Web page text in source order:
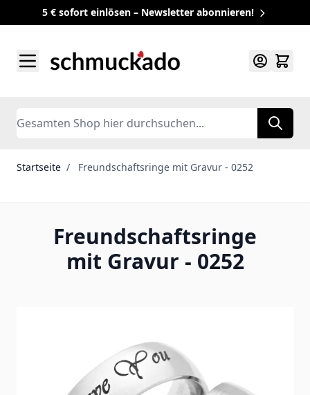
5 € sofort einlösen – Newsletter abonnieren!
Search
Startseite / Freundschaftsringe mit Gravur - 0252
Freundschaftsringe
mit Gravur - 0252